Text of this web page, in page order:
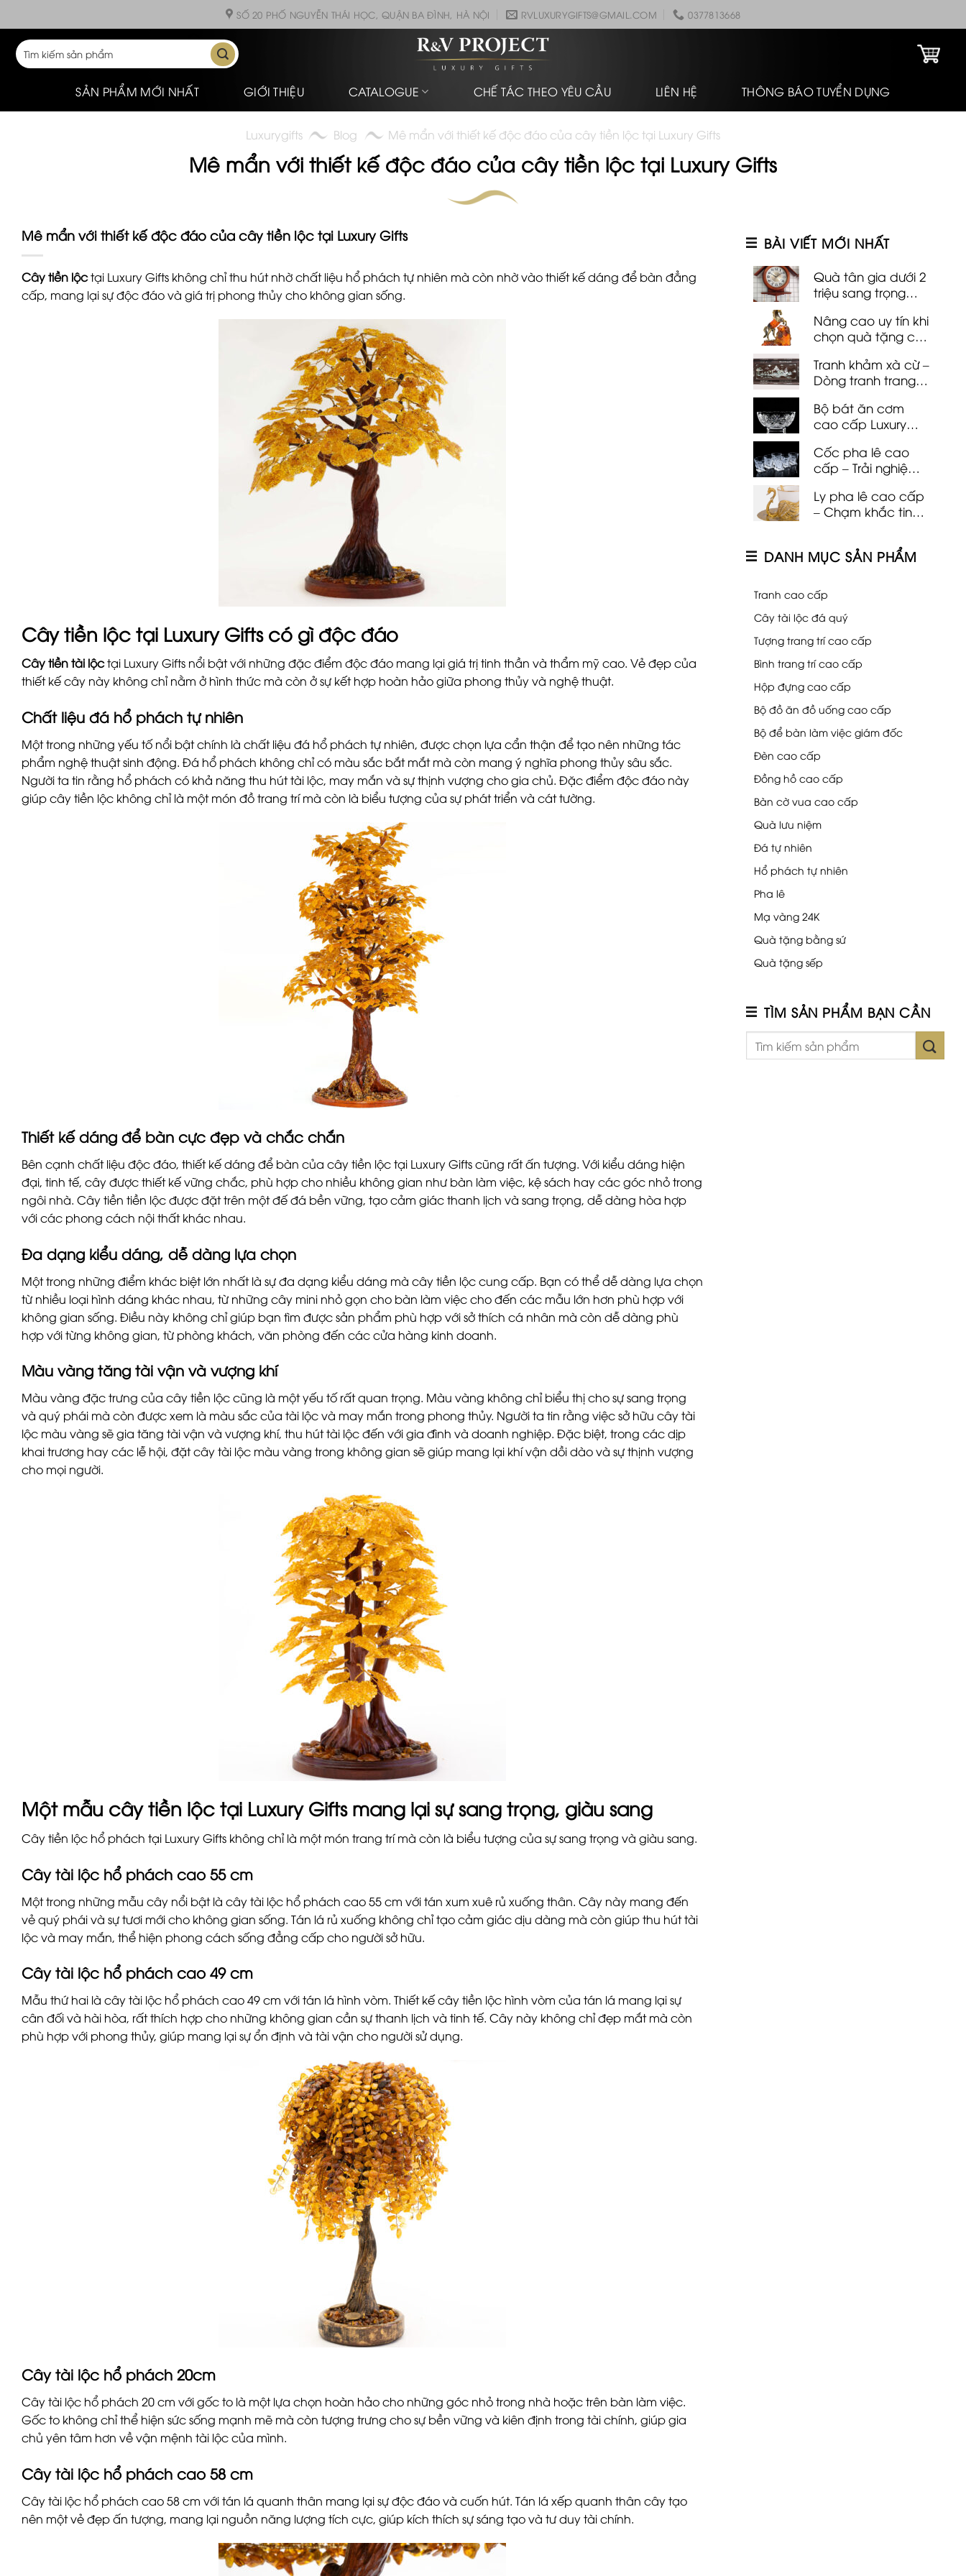
to
content
SỐ 20 PHỐ NGUYỄN THÁI HỌC, QUẬN BA ĐÌNH, HÀ NỘI RVLUXURYGIFTS@GMAIL.COM 0377813668
Tìm
kiếm:
SẢN PHẨM MỚI NHẤT GIỚI THIỆU CATALOGUE CHẾ TÁC THEO YÊU CẦU LIÊN HỆ THÔNG BÁO TUYỂN DỤNG
Luxurygifts Blog Mê mẩn với thiết kế độc đáo của cây tiền lộc tại Luxury Gifts
Mê mẩn với thiết kế độc đáo của cây tiền lộc tại Luxury Gifts
Mê mẩn với thiết kế độc đáo của cây tiền lộc tại Luxury Gifts
Cây tiền lộctại Luxury Gifts không chỉ thu hút nhờ chất liệu hổ phách tự nhiên mà còn nhờ vào thiết kế dáng để bàn đẳng
cấp, mang lại sự độc đáo và giá trị phong thủy cho không gian sống.
Cây tiền lộc tại Luxury Gifts có gì độc đáo
Cây tiền tài lộctại Luxury Gifts nổi bật với những đặc điểm độc đáo mang lại giá trị tinh thần và thẩm mỹ cao. Vẻ đẹp của
thiết kế cây này không chỉ nằm ở hình thức mà còn ở sự kết hợp hoàn hảo giữa phong thủy và nghệ thuật.
Chất liệu đá hổ phách tự nhiên
Một trong những yếu tố nổi bật chính là chất liệu đá hổ phách tự nhiên, được chọn lựa cẩn thận để tạo nên những tác
phẩm nghệ thuật sinh động. Đá hổ phách không chỉ có màu sắc bắt mắt mà còn mang ý nghĩa phong thủy sâu sắc.
Người ta tin rằng hổ phách có khả năng thu hút tài lộc, may mắn và sự thịnh vượng cho gia chủ. Đặc điểm độc đáo này
giúp cây tiền lộc không chỉ là một món đồ trang trí mà còn là biểu tượng của sự phát triển và cát tường.
Thiết kế dáng để bàn cực đẹp và chắc chắn
Bên cạnh chất liệu độc đáo, thiết kế dáng để bàn của cây tiền lộc tại Luxury Gifts cũng rất ấn tượng. Với kiểu dáng hiện
đại, tinh tế, cây được thiết kế vững chắc, phù hợp cho nhiều không gian như bàn làm việc, kệ sách hay các góc nhỏ trong
ngôi nhà. Cây tiền tiền lộc được đặt trên một đế đá bền vững, tạo cảm giác thanh lịch và sang trọng, dễ dàng hòa hợp
với các phong cách nội thất khác nhau.
Đa dạng kiểu dáng, dễ dàng lựa chọn
Một trong những điểm khác biệt lớn nhất là sự đa dạng kiểu dáng mà cây tiền lộc cung cấp. Bạn có thể dễ dàng lựa chọn
từ nhiều loại hình dáng khác nhau, từ những cây mini nhỏ gọn cho bàn làm việc cho đến các mẫu lớn hơn phù hợp với
không gian sống. Điều này không chỉ giúp bạn tìm được sản phẩm phù hợp với sở thích cá nhân mà còn dễ dàng phù
hợp với từng không gian, từ phòng khách, văn phòng đến các cửa hàng kinh doanh.
Màu vàng tăng tài vận và vượng khí
Màu vàng đặc trưng của cây tiền lộc cũng là một yếu tố rất quan trọng. Màu vàng không chỉ biểu thị cho sự sang trọng
và quý phái mà còn được xem là màu sắc của tài lộc và may mắn trong phong thủy. Người ta tin rằng việc sở hữu cây tài
lộc màu vàng sẽ gia tăng tài vận và vượng khí, thu hút tài lộc đến với gia đình và doanh nghiệp. Đặc biệt, trong các dịp
khai trương hay các lễ hội, đặt cây tài lộc màu vàng trong không gian sẽ giúp mang lại khí vận dồi dào và sự thịnh vượng
cho mọi người.
Một mẫu cây tiền lộc tại Luxury Gifts mang lại sự sang trọng, giàu sang
Cây tiền lộc hổ phách tại Luxury Gifts không chỉ là một món trang trí mà còn là biểu tượng của sự sang trọng và giàu sang.
Cây tài lộc hổ phách cao 55 cm
Một trong những mẫu cây nổi bật là cây tài lộc hổ phách cao 55 cm với tán xum xuê rủ xuống thân. Cây này mang đến
vẻ quý phái và sự tươi mới cho không gian sống. Tán lá rủ xuống không chỉ tạo cảm giác dịu dàng mà còn giúp thu hút tài
lộc và may mắn, thể hiện phong cách sống đẳng cấp cho người sở hữu.
Cây tài lộc hổ phách cao 49 cm
Mẫu thứ hai là cây tài lộc hổ phách cao 49 cm với tán lá hình vòm. Thiết kế cây tiền lộc hình vòm của tán lá mang lại sự
cân đối và hài hòa, rất thích hợp cho những không gian cần sự thanh lịch và tinh tế. Cây này không chỉ đẹp mắt mà còn
phù hợp với phong thủy, giúp mang lại sự ổn định và tài vận cho người sử dụng.
Cây tài lộc hổ phách 20cm
Cây tài lộc hổ phách 20 cm với gốc to là một lựa chọn hoàn hảo cho những góc nhỏ trong nhà hoặc trên bàn làm việc.
Gốc to không chỉ thể hiện sức sống mạnh mẽ mà còn tượng trưng cho sự bền vững và kiên định trong tài chính, giúp gia
chủ yên tâm hơn về vận mệnh tài lộc của mình.
Cây tài lộc hổ phách cao 58 cm
Cây tài lộc hổ phách cao 58 cm với tán lá quanh thân mang lại sự độc đáo và cuốn hút. Tán lá xếp quanh thân cây tạo
nên một vẻ đẹp ấn tượng, mang lại nguồn năng lượng tích cực, giúp kích thích sự sáng tạo và tư duy tài chính.
BÀI VIẾT MỚI NHẤT
Quà tân gia dưới 2
triệu sang trọng
cực yêu thích
Nâng cao uy tín khi
chọn quà tặng cho
nghiệp của Luxury
Gifts
Tranh khảm xà cừ –
Dòng tranh trang trí
trọng và khí chất
của gia chủ
Bộ bát ăn cơm
cao cấp Luxury
trải nghiệm ẩm
thực
Cốc pha lê cao
cấp – Trải nghiệm
tế trong từng tiếng
cụng ly
Ly pha lê cao cấp
– Chạm khắc tinh
DANH MỤC SẢN PHẨM
Tranh cao cấp
Cây tài lộc đá quý
Tượng trang trí cao cấp
Bình trang trí cao cấp
Hộp đựng cao cấp
Bộ đồ ăn đồ uống cao cấp
Bộ để bàn làm việc giám đốc
Đèn cao cấp
Đồng hồ cao cấp
Bàn cờ vua cao cấp
Quà lưu niệm
Đá tự nhiên
Hổ phách tự nhiên
Pha lê
Mạ vàng 24K
Quà tặng bằng sứ
Quà tặng sếp
TÌM SẢN PHẨM BẠN CẦN